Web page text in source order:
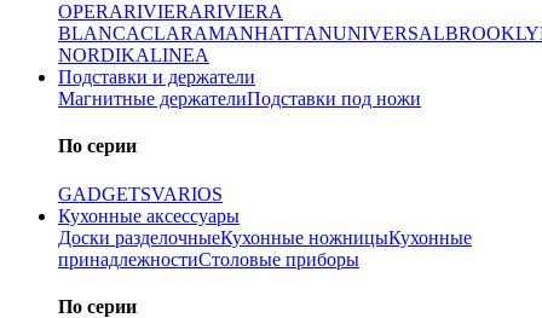
OPERARIVIERARIVIERA
BLANCACLARAMANHATTANUNIVERSAL
NORDIKALINEA
Подставки и держатели
Магнитные держателиПодставки под ножи
По серии
GADGETSVARIOS
Кухонные аксессуары
Доски разделочныеКухонные ножницыКухонные
принадлежностиСтоловые приборы
По серии